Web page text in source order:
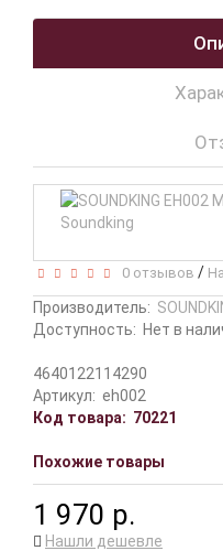
0 отзывов /
Производитель:
Доступность: Нет в
4640122114290
Артикул: eh002
Код товара: 70221
Похожие товары
1 970 р.
Нашли дешевле